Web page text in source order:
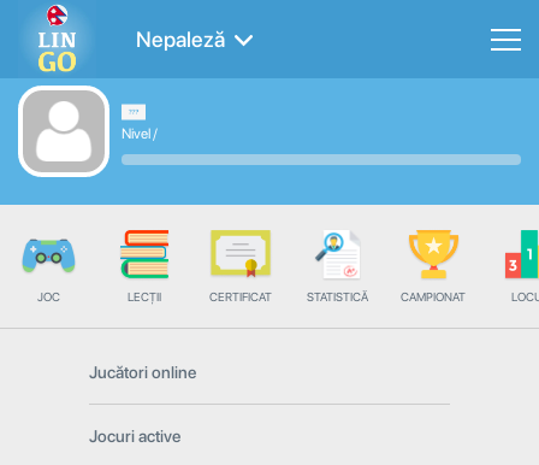
Nepaleză
Nivel/
JOC LECȚII CERTIFICAT STATISTICĂ CAMPIONAT
Jucători online
Jocuri active